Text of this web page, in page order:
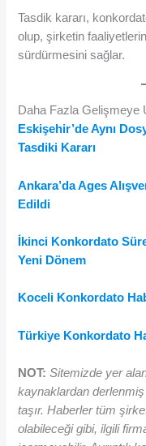
Tasdik kararı,
olup, şirketin
sürdürmesini sağlar.
Daha Fazla Gelişmeye
Eskişehir’de Aynı
Tasdiki Kararı
Ankara’da Ages
Edildi
İkinci Konkordato
Yeni Dönem
Koceli Konkordato
Türkiye Konkordato
NOT:Sitemizde yer
kaynaklardan
taşır. Haberler tüm
olabileceği gibi, ilgili